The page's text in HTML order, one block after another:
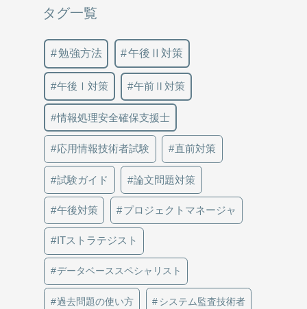
タグ一覧
勉強方法 午後Ⅱ対策
午後Ⅰ対策 午前Ⅱ対策
情報処理安全確保支援士
応用情報技術者試験 直前対策
試験ガイド 論文問題対策
午後対策 プロジェクトマネージャ
ITストラテジスト
データベーススペシャリスト
過去問題の使い方 システム監査技術者